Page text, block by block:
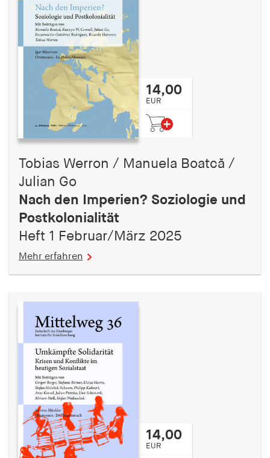
14,00
EUR
Tobias Werron / Manuela Boatcă /
Julian Go
Nach den Imperien? Soziologie und
Postkolonialität
Heft 1 Februar/März 2025
Mehr erfahren
14,00
EUR